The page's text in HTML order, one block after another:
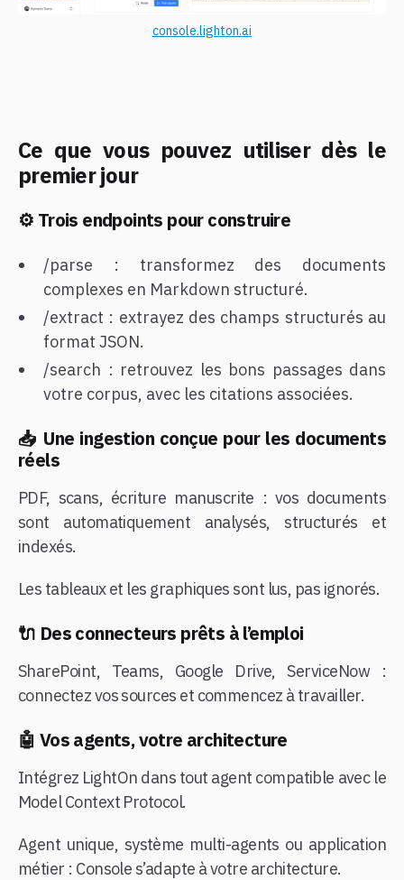
console.lighton.ai
Ce que vous pouvez utiliser dès le
premier jour
⚙️ Trois endpoints pour construire
/parse : transformez des documents
complexes en Markdown structuré.
/extract : extrayez des champs structurés au
format JSON.
/search : retrouvez les bons passages dans
votre corpus, avec les citations associées.
📥 Une ingestion conçue pour les documents
réels
PDF, scans, écriture manuscrite : vos documents
sont automatiquement analysés, structurés et
indexés.
Les tableaux et les graphiques sont lus, pas ignorés.
🔌 Des connecteurs prêts à l’emploi
SharePoint, Teams, Google Drive, ServiceNow :
connectez vos sources et commencez à travailler.
🤖 Vos agents, votre architecture
Intégrez LightOn dans tout agent compatible avec le
Model Context Protocol.
Agent unique, système multi-agents ou application
métier : Console s’adapte à votre architecture.